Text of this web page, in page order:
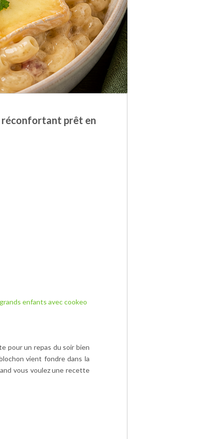
réconfortant prêt en
enfants avec cookeo
pour un repas du soir bien
vient fondre dans la
vous voulez une recette